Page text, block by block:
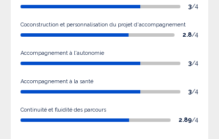
3/4
Coconstruction et personnalisation du projet d'accompagnement
2.8/4
Accompagnement à l'autonomie
3/4
Accompagnement à la santé
3/4
Continuité et fluidité des parcours
2.89/4